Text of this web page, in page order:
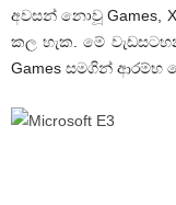
අවසන් නොවූ Games,
කල හැක. මේ වැඩසටහන
Games සමගින් ආරම්භ